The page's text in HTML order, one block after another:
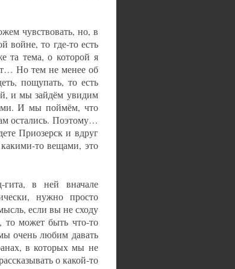
чувствовать, но, в
то где-то есть
та тема, о которой я
Но тем не менее об
пощупать, то есть
и мы зайдём увидим
И мы поймём, что
остались. Поэтому…
Приозерск и вдруг
то вещами, это
гита, в ней вначале
нужно просто
если вы не сходу
то может быть что-то
очень любим давать
в которых мы не
о какой-то